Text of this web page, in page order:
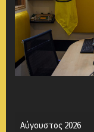
Αύγουστος 2026